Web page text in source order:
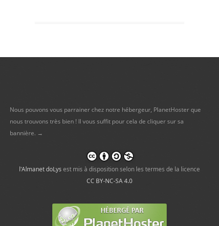
Nous pouvons vous parrainer chez notre hébergeur, PlanetHoster que
nous trouvons très bien ! Il vous suffit pour cela de cliquer sur sa
bannière. →
l'Almanet doLys est mis à disposition selon les termes de la licence
CC BY-NC-SA 4.0